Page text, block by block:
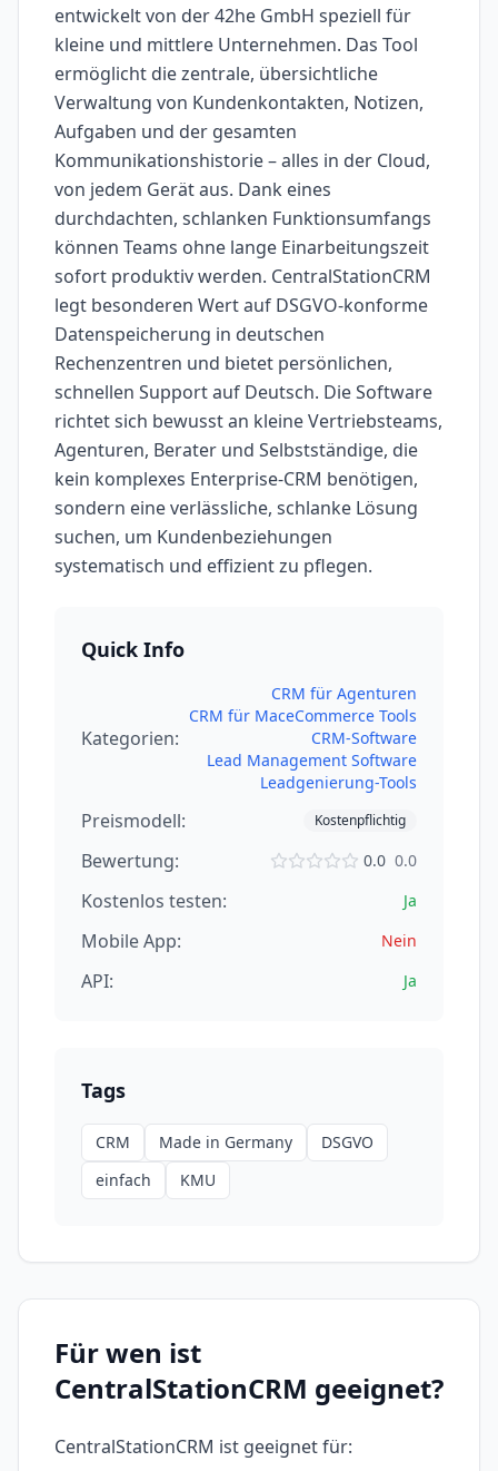
entwickelt von der 42he GmbH speziell für
kleine und mittlere Unternehmen. Das Tool
ermöglicht die zentrale, übersichtliche
Verwaltung von Kundenkontakten, Notizen,
Aufgaben und der gesamten
Kommunikationshistorie – alles in der Cloud,
von jedem Gerät aus. Dank eines
durchdachten, schlanken Funktionsumfangs
können Teams ohne lange Einarbeitungszeit
sofort produktiv werden. CentralStationCRM
legt besonderen Wert auf DSGVO-konforme
Datenspeicherung in deutschen
Rechenzentren und bietet persönlichen,
schnellen Support auf Deutsch. Die Software
richtet sich bewusst an kleine Vertriebsteams,
Agenturen, Berater und Selbstständige, die
kein komplexes Enterprise-CRM benötigen,
sondern eine verlässliche, schlanke Lösung
suchen, um Kundenbeziehungen
systematisch und effizient zu pflegen.
Quick Info
Kategorien:
CRM für Agenturen
CRM für MaceCommerce Tools
CRM-Software
Lead Management Software
Leadgenierung-Tools
Preismodell: Kostenpflichtig
Bewertung: 0.0 0.0
Kostenlos testen: Ja
Mobile App: Nein
API: Ja
Tags
CRM Made in Germany
DSGVO
einfach
KMU
Für wen ist
CentralStationCRM geeignet?
CentralStationCRM ist geeignet für: